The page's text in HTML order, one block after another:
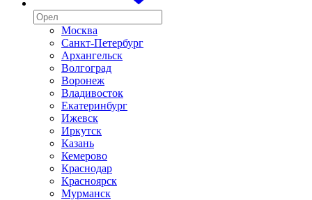
Москва
Санкт-Петербург
Архангельск
Волгоград
Воронеж
Владивосток
Екатеринбург
Ижевск
Иркутск
Казань
Кемерово
Краснодар
Красноярск
Мурманск